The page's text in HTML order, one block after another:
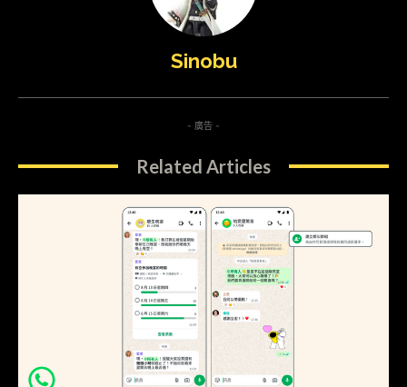
Sinobu
- 廣告 -
Related Articles